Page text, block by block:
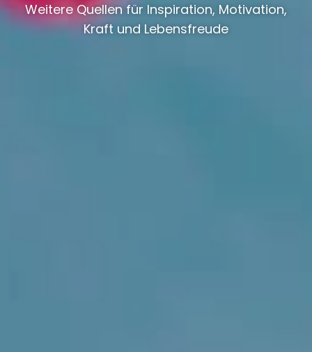
Weitere Quellen für Inspiration, Motivation,
Kraft und Lebensfreude